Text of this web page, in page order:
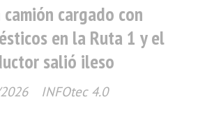
cargado con
en la Ruta 1 y el
salió ileso
INFOtec 4.0